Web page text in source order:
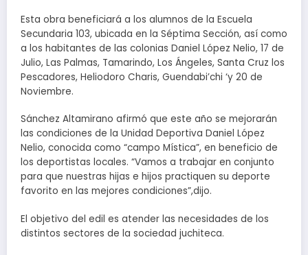
Esta obra beneficiará a los alumnos de la Escuela
Secundaria 103, ubicada en la Séptima Sección, así como
a los habitantes de las colonias Daniel López Nelio, 17 de
Julio, Las Palmas, Tamarindo, Los Ángeles, Santa Cruz los
Pescadores, Heliodoro Charis, Guendabi’chi ‘y 20 de
Noviembre.
Sánchez Altamirano afirmó que este año se mejorarán
las condiciones de la Unidad Deportiva Daniel López
Nelio, conocida como “campo Mística”, en beneficio de
los deportistas locales. “Vamos a trabajar en conjunto
para que nuestras hijas e hijos practiquen su deporte
favorito en las mejores condiciones”,dijo.
El objetivo del edil es atender las necesidades de los
distintos sectores de la sociedad juchiteca.